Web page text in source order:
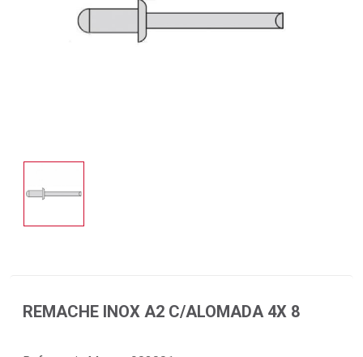
REMACHE INOX A2 C/ALOMADA 4X 8